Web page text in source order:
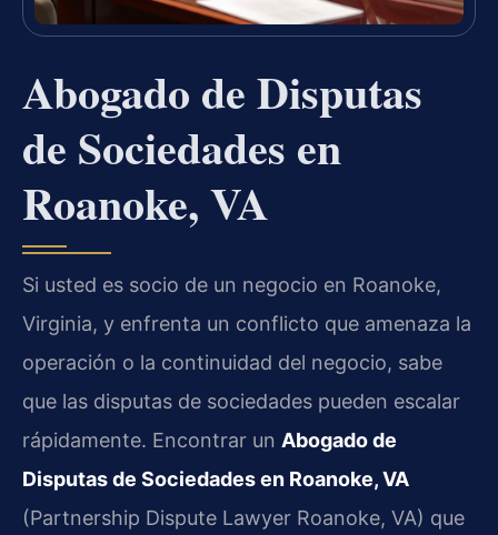
Abogado de Disputas
de Sociedades en
Roanoke, VA
Si usted es socio de un negocio en Roanoke,
Virginia, y enfrenta un conflicto que amenaza la
operación o la continuidad del negocio, sabe
que las disputas de sociedades pueden escalar
rápidamente. Encontrar un Abogado de
Disputas de Sociedades en Roanoke, VA
(Partnership Dispute Lawyer Roanoke, VA) que